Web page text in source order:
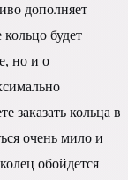
дополняет
будет
но и о
заказать кольца в
очень мило и
обойдется